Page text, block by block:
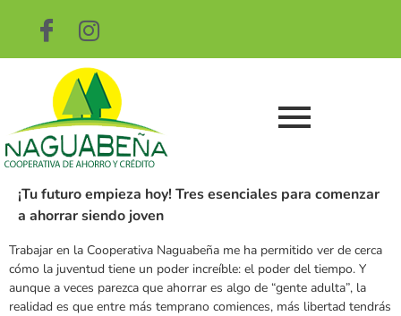
¡Tu futuro empieza hoy! Tres esenciales para comenzar
a ahorrar siendo joven
Trabajar en la Cooperativa Naguabeña me ha permitido ver de cerca
cómo la juventud tiene un poder increíble: el poder del tiempo. Y
aunque a veces parezca que ahorrar es algo de “gente adulta”, la
realidad es que entre más temprano comiences, más libertad tendrás